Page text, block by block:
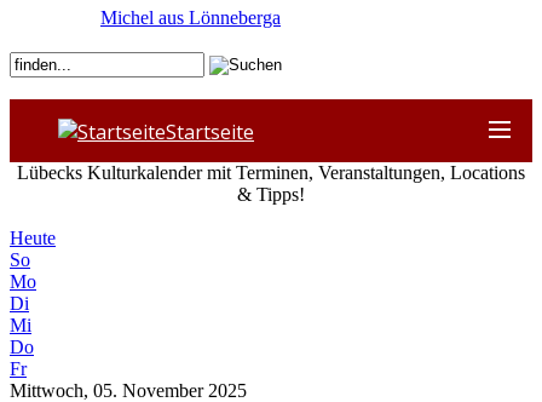
Startseite
Lübecks Kulturkalender mit Terminen, Veranstaltungen, Locations
& Tipps!
Heute
So
Mo
Di
Mi
Do
Fr
Mittwoch, 05. November 2025
Michel aus Lönneberga